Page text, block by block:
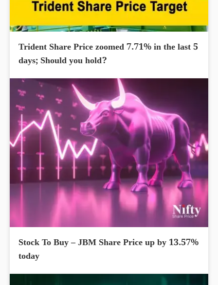
Trident Share Price zoomed 7.71% in the last 5
days; Should you hold?
Stock To Buy – JBM Share Price up by 13.57%
today